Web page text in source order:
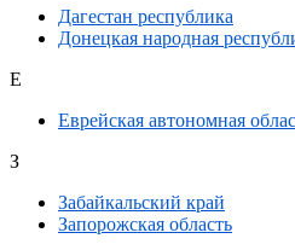
Дагестан республика
Донецкая народная
Е
Еврейская автономная
З
Забайкальский край
Запорожская область